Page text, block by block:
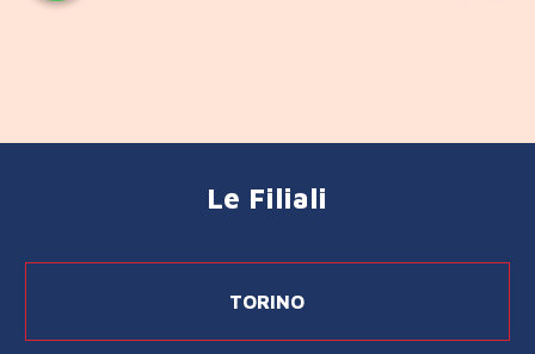
Le Filiali
TORINO